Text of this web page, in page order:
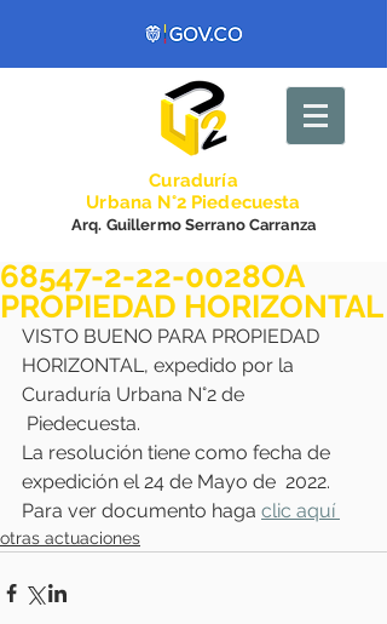
Curaduría
Urbana N°2 Piedecuesta
Arq. Guillermo Serrano Carranza
68547-2-22-0028OA
PROPIEDAD HORIZONTAL
VISTO BUENO PARA PROPIEDAD
HORIZONTAL, expedido por la
Curaduría Urbana N°2 de
Piedecuesta.
La resolución tiene como fecha de
expedición el 24 de Mayo de  2022.
Para ver documento haga clic aquí
otras actuaciones